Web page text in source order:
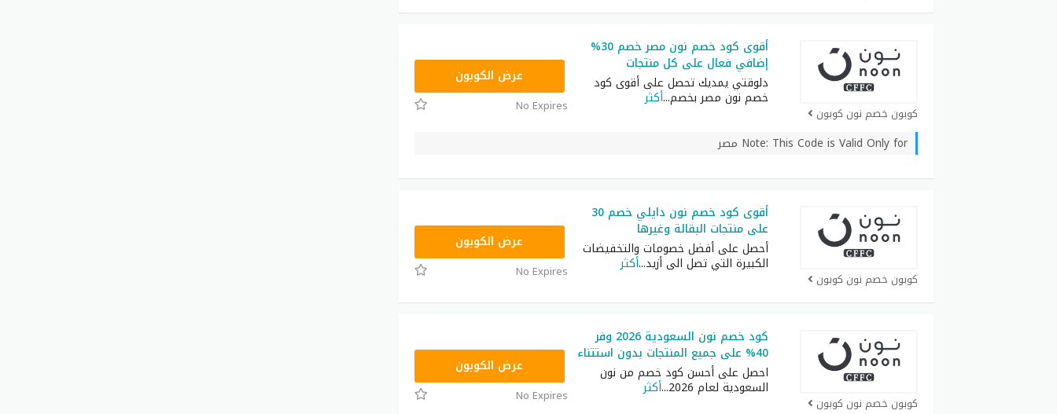
كوبون خصم نون كوبون
أقوى كود خصم نون مصر خصم 30%
إضافي فعال على كل منتجات
دلوقتي يمديك تحصل على أقوى كود
خصم نون مصر بخصم...أكثر
AB473عرض الكوبون
No Expires
Note: This Code is Valid Only for مصر
كوبون خصم نون كوبون
أقوى كود خصم نون دايلي خصم 30
على منتجات البقالة وغيرها
أحصل على أفضل خصومات والتخفيضات
الكبيرة التي تصل الى أزيد...أكثر
عرض الكوبون
No Expires
كوبون خصم نون كوبون
كود خصم نون السعودية 2026 وفر
40% على جميع المنتجات بدون استتناء
احصل على أحسن كود خصم من نون
السعودية لعام 2026 ...أكثر
RRF24عرض الكوبون
No Expires